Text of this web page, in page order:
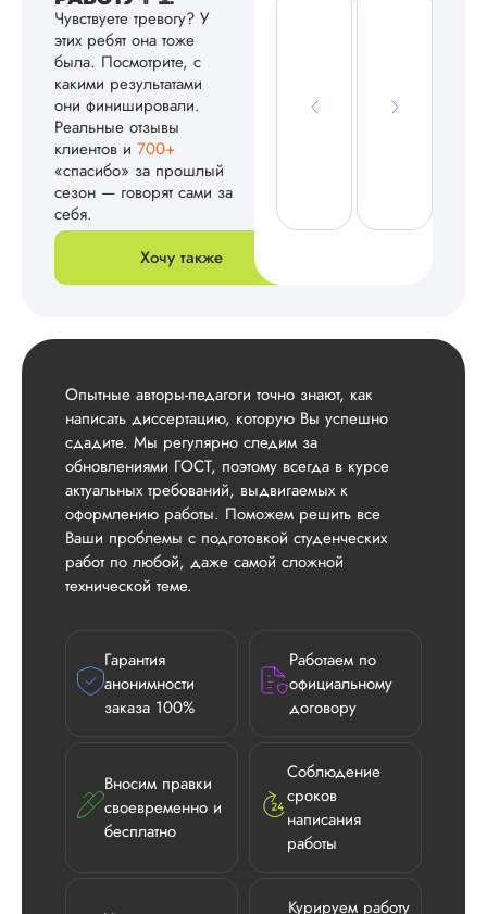
Чувствуете тревогу? У
этих ребят она тоже
была. Посмотрите, с
какими результатами
они финишировали.
Реальные отзывы
клиентов и 700+
«спасибо» за прошлый
сезон — говорят сами за
себя.
Хочу также
Опытные авторы-педагоги точно знают, как
написать диссертацию, которую Вы успешно
сдадите. Мы регулярно следим за
обновлениями ГОСТ, поэтому всегда в курсе
актуальных требований, выдвигаемых к
оформлению работы. Поможем решить все
Ваши проблемы с подготовкой студенческих
работ по любой, даже самой сложной
технической теме.
Гарантия
анонимности
заказа 100%
Работаем по
официальному
договору
Вносим правки
своевременно и
бесплатно
Соблюдение
сроков
написания
работы
Курируем работу
Дата:2026-05-21